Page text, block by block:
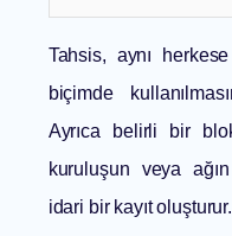
Tahsis, aynı
biçimde
Ayrıca belirli bir
kuruluşun veya
idari bir kayıt oluşturur.